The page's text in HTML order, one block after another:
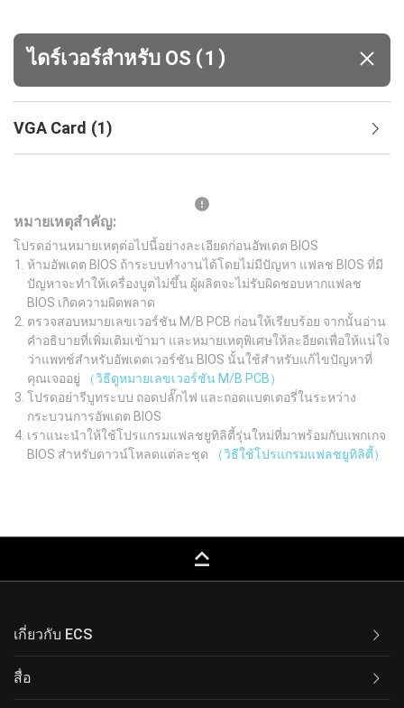
ไดร์เวอร์สำหรับ OS (1 )
VGA Card (1)
หมายเหตุสำคัญ:
โปรดอ่านหมายเหตุต่อไปนี้อย่างละเอียดก่อนอัพเดต BIOS
ห้ามอัพเดต BIOS ถ้าระบบทำงานได้โดยไม่มีปัญหา แฟลช BIOS ที่มี
ปัญหาจะทำให้เครื่องบูตไม่ขึ้น ผู้ผลิตจะไม่รับผิดชอบหากแฟลช
BIOS เกิดความผิดพลาด
ตรวจสอบหมายเลขเวอร์ชัน M/B PCB ก่อนให้เรียบร้อย จากนั้นอ่าน
คำอธิบายที่เพิ่มเติมเข้ามา และหมายเหตุพิเศษให้ละอียดเพื่อให้แน่ใจ
ว่าแพทช์สำหรับอัพเดตเวอร์ชัน BIOS นั้นใช้สำหรับแก้ไขปัญหาที่
คุณเจออยู่
（วิธีดูหมายเลขเวอร์ชัน M/B PCB）
โปรดอย่ารีบูทระบบ ถอดปลั๊กไฟ และถอดแบตเตอรี่ในระหว่าง
กระบวนการอัพเดต BIOS
เราแนะนำให้ใช้โปรแกรมแฟลชยูทิลิตี้รุ่นใหม่ที่มาพร้อมกับแพกเกจ
BIOS สำหรับดาวน์โหลดแต่ละชุด
（วิธีใช้โปรแกรมแฟลชยูทิลิตี้）
keyboard_capslock
เกี่ยวกับ ECS
สื่อ